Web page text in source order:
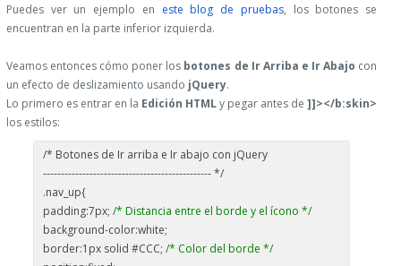
Puedes ver un ejemplo en este blog de pruebas, los botones se
encuentran en la parte inferior izquierda.
Veamos entonces cómo poner los botones de Ir Arriba e Ir Abajo con
un efecto de deslizamiento usando jQuery.
Lo primero es entrar en la Edición HTMLy pegar antes de ]]></b:skin>
los estilos:
/* Botones de Ir arriba e Ir abajo con jQuery
----------------------------------------------- */
.nav_up{
padding:7px; /* Distancia entre el borde y el ícono */
background-color:white;
border:1px solid #CCC; /* Color del borde */